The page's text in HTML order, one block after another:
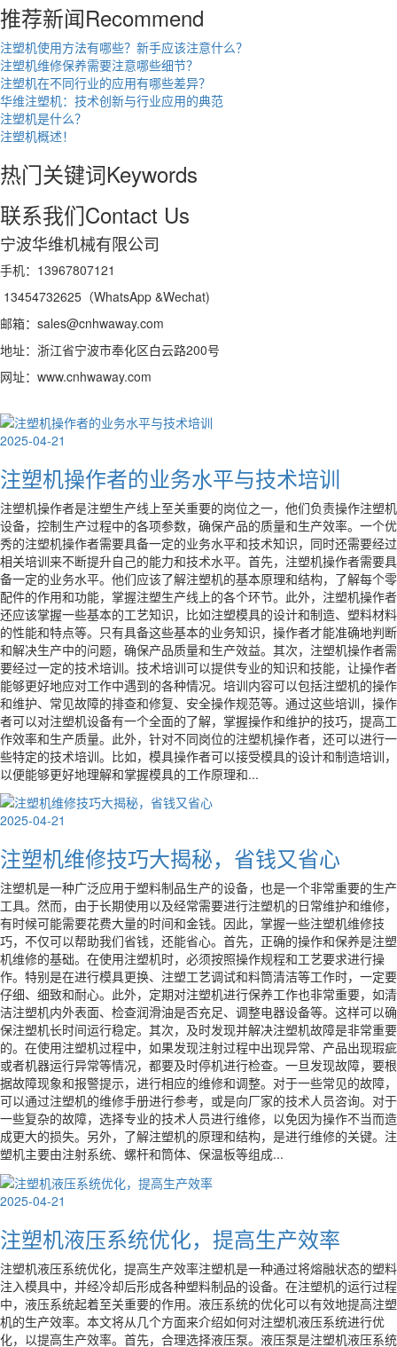
推荐新闻Recommend
注塑机使用方法有哪些？新手应该注意什么？
注塑机维修保养需要注意哪些细节？
注塑机在不同行业的应用有哪些差异？
华维注塑机：技术创新与行业应用的典范
注塑机是什么？
注塑机概述！
热门关键词Keywords
联系我们Contact Us
宁波华维机械有限公司
手机：13967807121
13454732625（WhatsApp &Wechat)
邮箱：sales@cnhwaway.com
地址：浙江省宁波市奉化区白云路200号
网址：www.cnhwaway.com
2025-04-21
注塑机操作者的业务水平与技术培训
注塑机操作者是注塑生产线上至关重要的岗位之一，他们负责操作注塑机
设备，控制生产过程中的各项参数，确保产品的质量和生产效率。一个优
秀的注塑机操作者需要具备一定的业务水平和技术知识，同时还需要经过
相关培训来不断提升自己的能力和技术水平。首先，注塑机操作者需要具
备一定的业务水平。他们应该了解注塑机的基本原理和结构，了解每个零
配件的作用和功能，掌握注塑生产线上的各个环节。此外，注塑机操作者
还应该掌握一些基本的工艺知识，比如注塑模具的设计和制造、塑料材料
的性能和特点等。只有具备这些基本的业务知识，操作者才能准确地判断
和解决生产中的问题，确保产品质量和生产效益。其次，注塑机操作者需
要经过一定的技术培训。技术培训可以提供专业的知识和技能，让操作者
能够更好地应对工作中遇到的各种情况。培训内容可以包括注塑机的操作
和维护、常见故障的排查和修复、安全操作规范等。通过这些培训，操作
者可以对注塑机设备有一个全面的了解，掌握操作和维护的技巧，提高工
作效率和生产质量。此外，针对不同岗位的注塑机操作者，还可以进行一
些特定的技术培训。比如，模具操作者可以接受模具的设计和制造培训，
以便能够更好地理解和掌握模具的工作原理和...
2025-04-21
注塑机维修技巧大揭秘，省钱又省心
注塑机是一种广泛应用于塑料制品生产的设备，也是一个非常重要的生产
工具。然而，由于长期使用以及经常需要进行注塑机的日常维护和维修，
有时候可能需要花费大量的时间和金钱。因此，掌握一些注塑机维修技
巧，不仅可以帮助我们省钱，还能省心。首先，正确的操作和保养是注塑
机维修的基础。在使用注塑机时，必须按照操作规程和工艺要求进行操
作。特别是在进行模具更换、注塑工艺调试和料筒清洁等工作时，一定要
仔细、细致和耐心。此外，定期对注塑机进行保养工作也非常重要，如清
洁注塑机内外表面、检查润滑油是否充足、调整电器设备等。这样可以确
保注塑机长时间运行稳定。其次，及时发现并解决注塑机故障是非常重要
的。在使用注塑机过程中，如果发现注射过程中出现异常、产品出现瑕疵
或者机器运行异常等情况，都要及时停机进行检查。一旦发现故障，要根
据故障现象和报警提示，进行相应的维修和调整。对于一些常见的故障，
可以通过注塑机的维修手册进行参考，或是向厂家的技术人员咨询。对于
一些复杂的故障，选择专业的技术人员进行维修，以免因为操作不当而造
成更大的损失。另外，了解注塑机的原理和结构，是进行维修的关键。注
塑机主要由注射系统、螺杆和筒体、保温板等组成...
2025-04-21
注塑机液压系统优化，提高生产效率
注塑机液压系统优化，提高生产效率注塑机是一种通过将熔融状态的塑料
注入模具中，并经冷却后形成各种塑料制品的设备。在注塑机的运行过程
中，液压系统起着至关重要的作用。液压系统的优化可以有效地提高注塑
机的生产效率。本文将从几个方面来介绍如何对注塑机液压系统进行优
化，以提高生产效率。首先，合理选择液压泵。液压泵是注塑机液压系统